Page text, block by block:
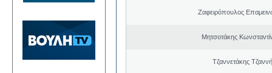
Ζαφειρόπουλος
Μητσοτάκης
Τζαννετάκης